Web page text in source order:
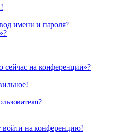
имени и пароля?
сейчас на конференции»?
войти на конференцию!